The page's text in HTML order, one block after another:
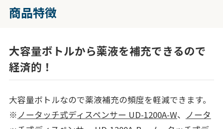
商品特徴
大容量ボトルから薬液を補充できるので
経済的！
大容量ボトルなので薬液補充の頻度を軽減できます。
※ノータッチ式ディスペンサー UD-1200A-W、 ノータ